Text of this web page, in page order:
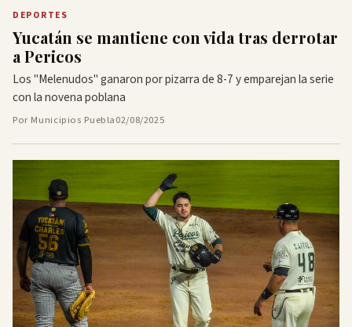
DEPORTES
Yucatán se mantiene con vida tras derrotar
a Pericos
Los "Melenudos" ganaron por pizarra de 8-7 y emparejan la serie
con la novena poblana
Por Municipios Puebla02/08/2025